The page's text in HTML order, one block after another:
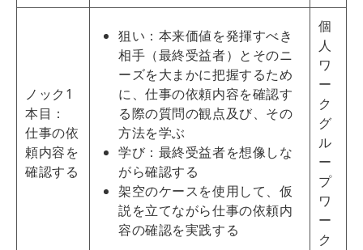
ノック1
本目：
仕事の依
頼内容を
確認する
狙い：本来価値を発揮すべき
相手（最終受益者）とそのニ
ーズを大まかに把握するため
に、仕事の依頼内容を確認す
る際の質問の観点及び、その
方法を学ぶ
学び：最終受益者を想像しな
がら確認する
架空のケースを使用して、仮
説を立てながら仕事の依頼内
容の確認を実践する
個
人
ワ
ー
ク
グ
ル
ー
プ
ワ
ー
ク